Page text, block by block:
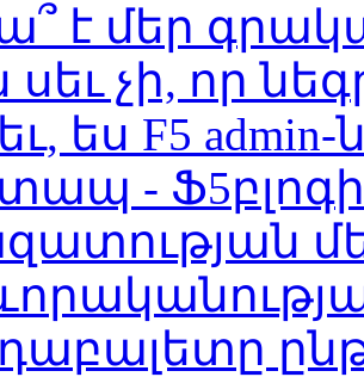
է մեր
սեւ չի, որ
ես F5 admin-
-